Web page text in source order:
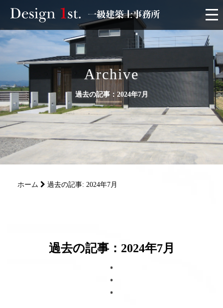
モニター
施工実績・施工事例
リフォーム
サービス
Archive
過去の記事：2024年7月
ホーム 過去の記事: 2024年7月
過去の記事：2024年7月